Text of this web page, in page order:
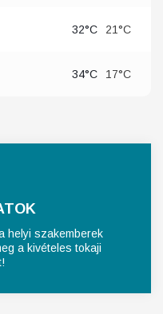
32°C 21°C
34°C 17°C
helyi szakemberek
a kivételes tokaji